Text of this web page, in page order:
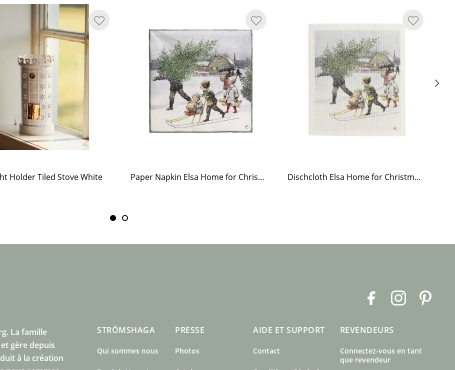
Holder Tiled Stove White Paper Napkin Elsa Home for Christmas Dischcloth Elsa Home for Christmas
e
o
I
g
La famille
gère depuis
à la création
STRÖMSHAGA
Qui sommes nous
PRESSE
Photos
AIDE ET SUPPORT
Contact
REVENDEURS
Connectez-vous en tant
que revendeur